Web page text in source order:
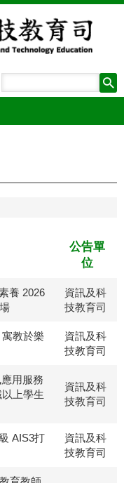
公告單
位
養 2026
資訊及科
技教育司
寓教於樂
資訊及科
技教育司
用服務
上學生
資訊及科
技教育司
AIS3打
資訊及科
技教育司